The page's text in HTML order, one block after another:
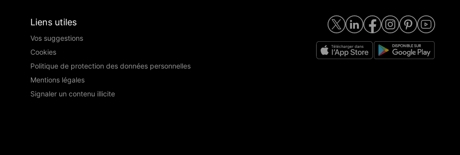
Liens utiles
Vos suggestions
Cookies
Politique de protection des données personnelles
Mentions légales
Signaler un contenu illicite